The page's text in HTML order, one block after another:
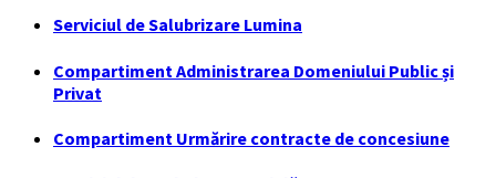
Serviciul de Salubrizare Lumina
Compartiment Administrarea Domeniului Public și
Privat
Compartiment Urmărire contracte de concesiune